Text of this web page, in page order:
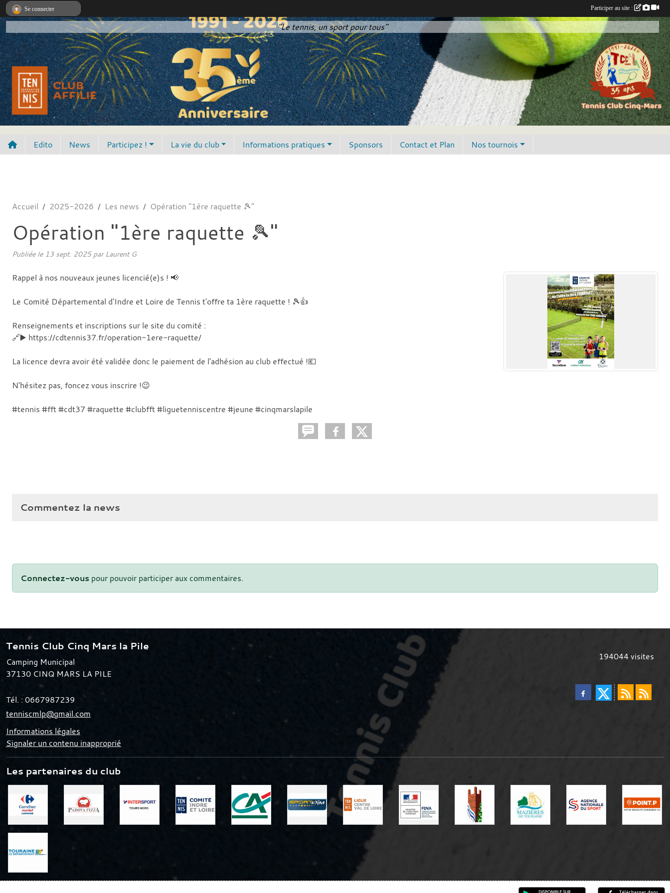
"Le tennis, un sport pour tous"
Edito News Participez ! La vie du club Informations pratiques Sponsors Contact et Plan Nos tournois
Accueil 2025-2026 Les news Opération "1ère raquette 🎾"
Opération "1ère raquette 🎾"
Publiée le 13 sept. 2025par Laurent G
Rappel à nos nouveaux jeunes licencié(e)s ! 📢
Le Comité Départemental d'Indre et Loire de Tennis t'offre ta 1ère raquette ! 🎾👍
Renseignements et inscriptions sur le site du comité :
🔗▶️ https://cdtennis37.fr/operation-1ere-raquette/
La licence devra avoir été validée donc le paiement de l'adhésion au club effectué !💶
N'hésitez pas, foncez vous inscrire !😉
#tennis #fft #cdt37 #raquette #clubfft #liguetenniscentre #jeune #cinqmarslapile
Commentez la news
Connectez-vous pour pouvoir participer aux commentaires.
Tennis Club Cinq Mars la Pile
Camping Municipal
37130 CINQ MARS LA PILE
Tél. : 0667987239
tenniscmlp@gmail.com
Informations légales
Signaler un contenu inapproprié
194044visites
Les partenaires du club
Se connecter Participer au site :
Panneau de gestion des cookies